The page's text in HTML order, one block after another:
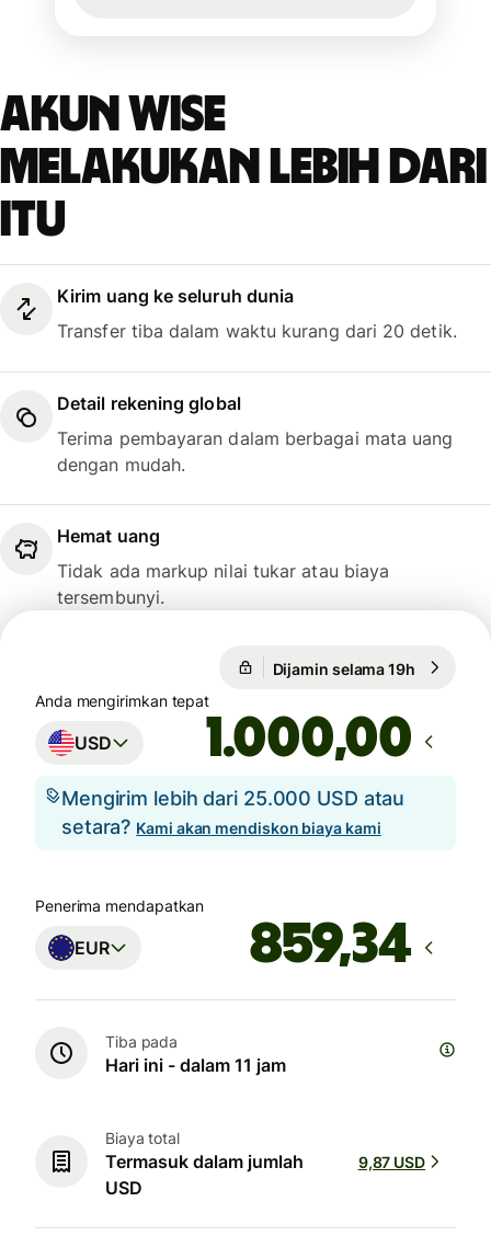
Akun Wise
melakukan lebih dari
itu
Kirim uang ke seluruh dunia
Transfer tiba dalam waktu kurang dari 20 detik.
Detail rekening global
Terima pembayaran dalam berbagai mata uang
dengan mudah.
Hemat uang
Tidak ada markup nilai tukar atau biaya
tersembunyi.
1 USD = 0,8679 EUR
Anda mengirimkan tepat
USD ,00
Mengirim lebih dari 25.000 USD atau
setara? Kami akan mendiskon biaya kami
Penerima mendapatkan
EUR
Tiba pada
Hari ini - dalam 11 jam
Biaya total
Termasuk dalam jumlah
USD
9,87 USD